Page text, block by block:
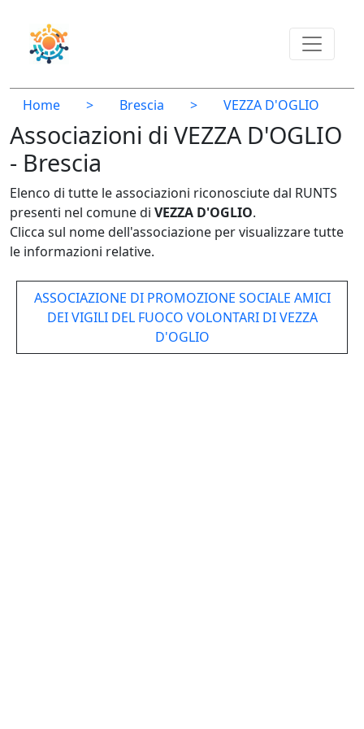
Home > Brescia > VEZZA D'OGLIO
Associazioni di VEZZA D'OGLIO
- Brescia
Elenco di tutte le associazioni riconosciute dal RUNTS
presenti nel comune di VEZZA D'OGLIO.
Clicca sul nome dell'associazione per visualizzare tutte
le informazioni relative.
ASSOCIAZIONE DI PROMOZIONE SOCIALE AMICI
DEI VIGILI DEL FUOCO VOLONTARI DI VEZZA
D'OGLIO